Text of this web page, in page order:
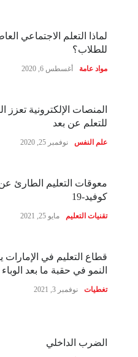
لماذا التعلم الاجتماعي
للطلاب؟
مواد عامة أغسطس 6, 2020
المنصات الإلكترونية تعزز
للتعلم عن بعد
علم النفس نوفمبر 25, 2020
معوقات التعليم الطارئ عن
كوفيد-19
تقنيات التعليم مايو 25, 2021
قطاع التعليم في الإمارات
النمو في حقبة ما بعد الوباء
تغطيات نوفمبر 3, 2021
الضرب الداخلي